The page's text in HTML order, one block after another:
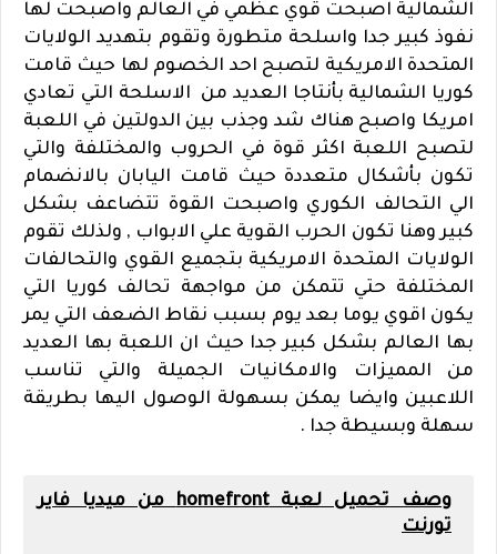
الشمالية اصبحت قوي عظمي في العالم واصبحت لها
نفوذ كبير جدا واسلحة متطورة وتقوم بتهديد الولايات
المتحدة الامريكية لتصبح احد الخصوم لها حيث قامت
كوريا الشمالية بأنتاجا العديد من الاسلحة التي تعادي
امريكا واصبح هناك شد وجذب بين الدولتين في اللعبة
لتصبح اللعبة اكثر قوة في الحروب والمختلفة والتي
تكون بأشكال متعددة حيث قامت اليابان بالانضمام
الي التحالف الكوري واصبحت القوة تتضاعف بشكل
كبير وهنا تكون الحرب القوية علي الابواب , ولذلك تقوم
الولايات المتحدة الامريكية بتجميع القوي والتحالفات
المختلفة حتي تتمكن من مواجهة تحالف كوريا التي
يكون اقوي يوما بعد يوم بسبب نقاط الضعف التي يمر
بها العالم بشكل كبير جدا حيث ان اللعبة بها العديد
من المميزات والامكانيات الجميلة والتي تناسب
اللاعبين وايضا يمكن بسهولة الوصول اليها بطريقة
سهلة وبسيطة جدا .
وصف تحميل لعبة homefront من ميديا فاير
تورنت